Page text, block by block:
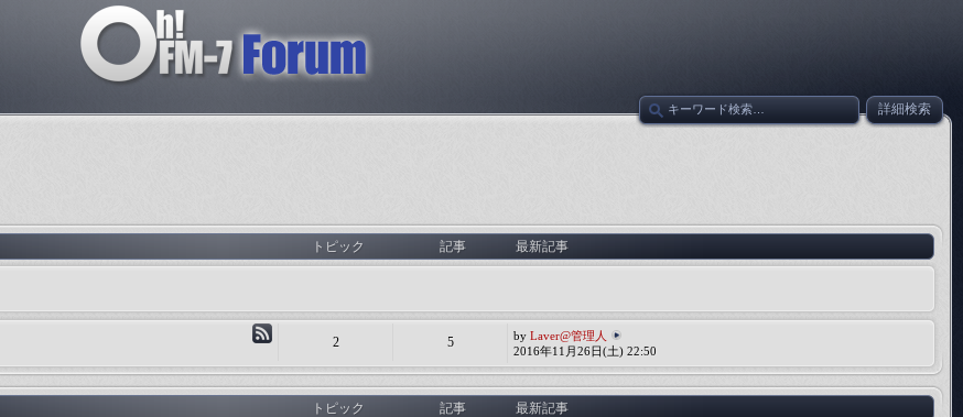
詳細検索
トピック 記事 最新記事
2 5 byLaver@管理人
2016年11月26日(土) 22:50
トピック 記事 最新記事